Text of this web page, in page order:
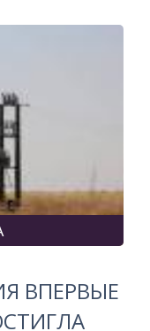
ВПЕРВЫЕ